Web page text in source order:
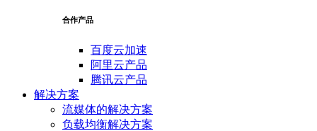
合作产品
百度云加速
阿里云产品
腾讯云产品
解决方案
流媒体的解决方案
负载均衡解决方案